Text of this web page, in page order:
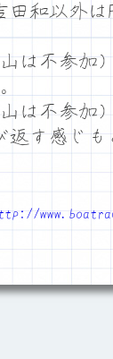
和以外はF
は不参加）
は不参加）
す感じ